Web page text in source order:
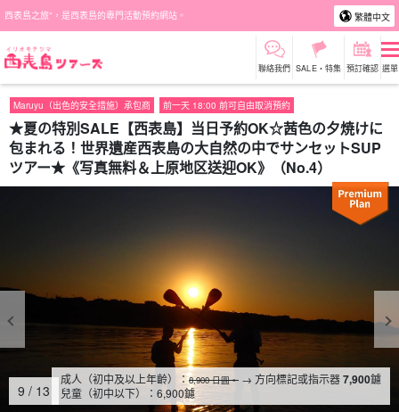
西表島之旅"，是西表島的專門活動預約網站。 繁體中文
聯絡我們 SALE・特集 預訂確認 選單
Maruyu（出色的安全措施）承包商 前一天 18:00 前可自由取消預約
★夏の特別SALE【西表島】当日予約OK☆茜色の夕焼けに
包まれる！世界遺産西表島の大自然の中でサンセットSUP
ツアー★《写真無料＆上原地区送迎OK》（No.4）
10 /13
成人（初中及以上年齡）：8,900 日圓。 → 方向標記或指示器7,900鑢
兒童（初中以下）： 6,900鑢